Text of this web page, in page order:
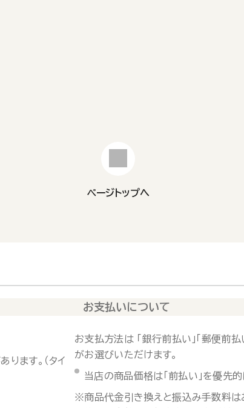
ページトップへ
ます。（タイ
お支払いについて
お支払方法は 「銀行前払い」「郵便前払い
がお選びいただけます。
当店の商品価格は「前払い」を優先
※商品代金引き換えと振込み手数料は